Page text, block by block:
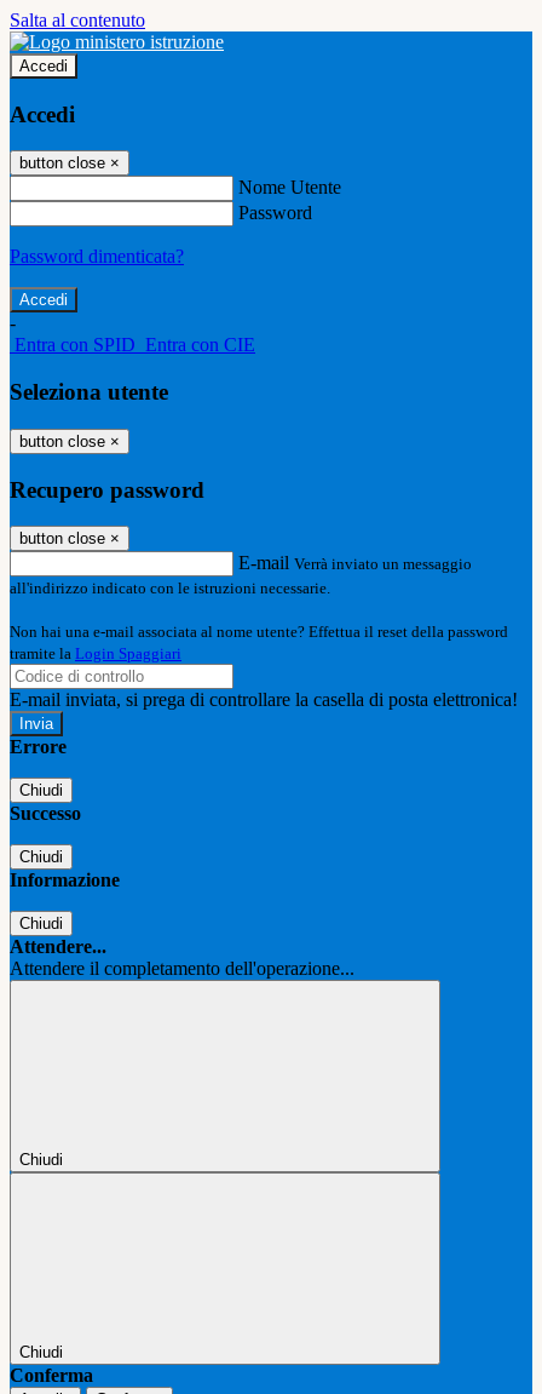
Salta al contenuto
Accedi
Accedi
button close ×
Nome Utente
Password
Password dimenticata?
-
Entra con SPID Entra con CIE
Seleziona utente
button close ×
Recupero password
button close ×
E-mail Verrà inviato un messaggio
all'indirizzo indicato con le istruzioni necessarie.
Non hai una e-mail associata al nome utente? Effettua il reset della password
tramite la Login Spaggiari
E-mail inviata, si prega di controllare la casella di posta elettronica!
Errore
Chiudi
Successo
Chiudi
Informazione
Chiudi
Attendere...
Attendere il completamento dell'operazione...
Chiudi
Chiudi
Conferma